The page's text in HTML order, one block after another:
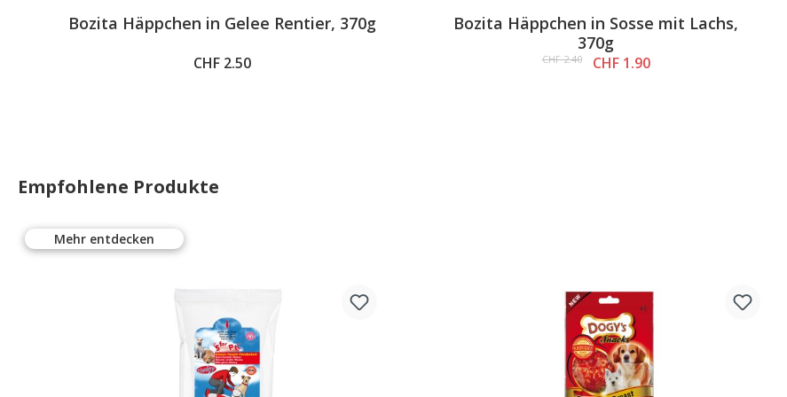
Average rating of 5 out of 5 stars
Bozita Häppchen in Gelee Rentier, 370g
CHF 2.50
Average rating of 5 out of 5 stars
Bozita Häppchen in Sosse mit Lachs,
370g
CHF 2.40 CHF 1.90
Empfohlene Produkte
Mehr entdecken